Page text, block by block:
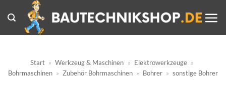
Inhalt
springen
Start » Werkzeug & Maschinen » Elektrowerkzeuge »
Bohrmaschinen » Zubehör Bohrmaschinen » Bohrer » sonstige Bohrer